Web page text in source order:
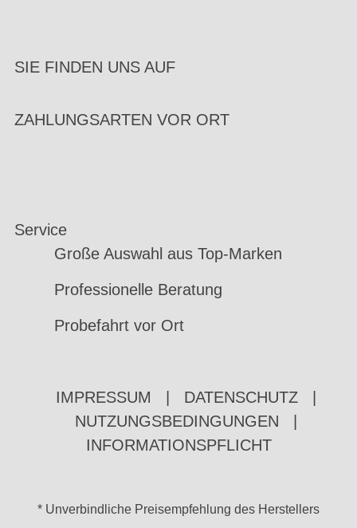
SIE FINDEN UNS AUF
ZAHLUNGSARTEN VOR ORT
Service
Große Auswahl aus Top-Marken
Professionelle Beratung
Probefahrt vor Ort
IMPRESSUM DATENSCHUTZ
NUTZUNGSBEDINGUNGEN
INFORMATIONSPFLICHT
* Unverbindliche Preisempfehlung des Herstellers